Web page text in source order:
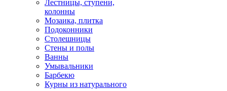
Лестницы, ступени,
колонны
Мозаика, плитка
Подоконники
Столешницы
Стены и полы
Ванны
Умывальники
Барбекю
Курны из натурального